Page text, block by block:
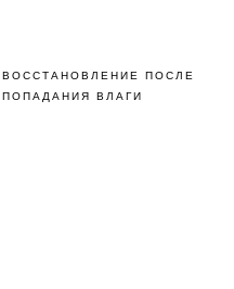
ВОССТАНОВЛЕНИЕ ПОСЛЕ
ПОПАДАНИЯ ВЛАГИ